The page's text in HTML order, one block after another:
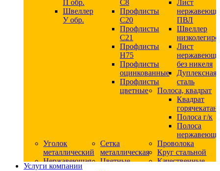
П обр.
Швеллер
У обр.
С8
Профлисты
С20
Профлисты
C21
Профлисты
Н75
Профлисты
оцинкованные
Профлисты
цветные
Лист
ПВЛ
Швеллер
Лист
без никеля
Дуплексная
сталь
Полоса, квадрат
Квадрат
Полоса г/к
Полоса
Уголок
металлический
Сетка
металлическая
Проволока
Круг стальной
Нержавеющая
Цветные
Качественные
Услуги компании